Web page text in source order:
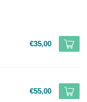
€35,00
€55,00